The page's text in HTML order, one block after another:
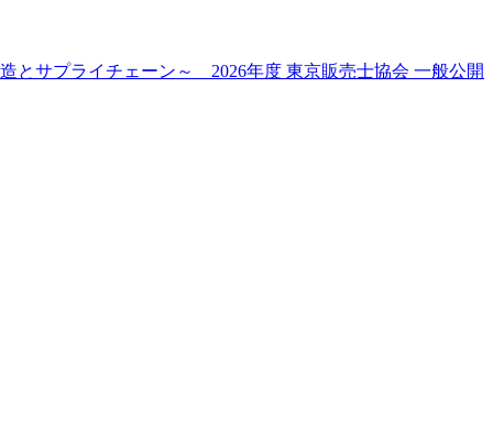
とサプライチェーン～ 2026年度 東京販売士協会 一般公開